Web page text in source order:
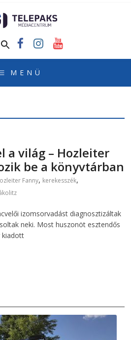
a világ – Hozleiter
be a könyvtárban
Fanny, kerekesszék,
izomsorvadást diagnosztizáltak
neki. Most huszonöt esztendős
kiadott